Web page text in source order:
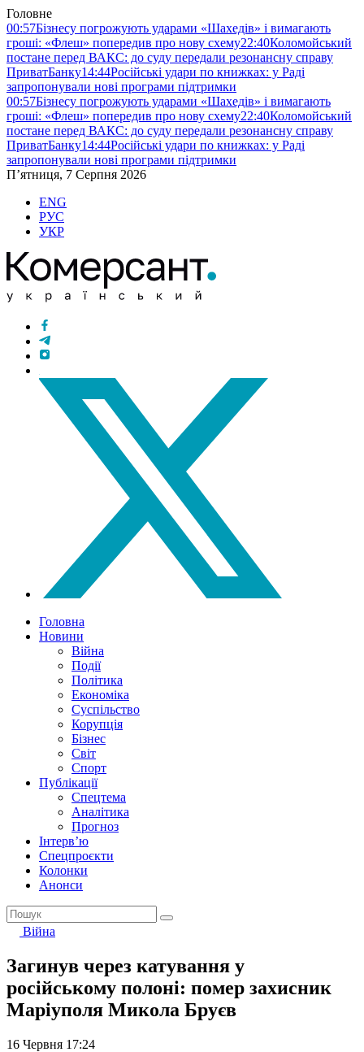
Головне
00:57Бізнесу погрожують ударами «Шахедів» і вимагають
гроші: «Флеш» попередив про нову схему22:40Коломойський
постане перед ВАКС: до суду передали резонансну справу
ПриватБанку14:44Російські удари по книжках: у Раді
запропонували нові програми підтримки
00:57Бізнесу погрожують ударами «Шахедів» і вимагають
гроші: «Флеш» попередив про нову схему22:40Коломойський
постане перед ВАКС: до суду передали резонансну справу
ПриватБанку14:44Російські удари по книжках: у Раді
запропонували нові програми підтримки
П’ятниця, 7 Серпня 2026
ENG
РУС
УКР
Головна
Новини
Війна
Події
Політика
Економіка
Суспільство
Корупція
Бізнес
Світ
Спорт
Публікації
Спецтема
Аналітика
Прогноз
Інтерв’ю
Спецпроєкти
Колонки
Анонси
Війна
Загинув через катування у
російському полоні: помер захисник
Маріуполя Микола Бруєв
16 Червня 17:24